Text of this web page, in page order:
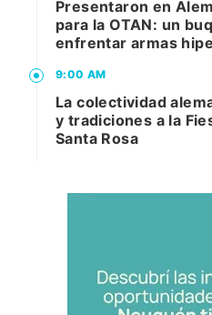
Presentaron en
para la OTAN: un
enfrentar armas
9:00 AM
La colectividad
y tradiciones a la
Santa Rosa